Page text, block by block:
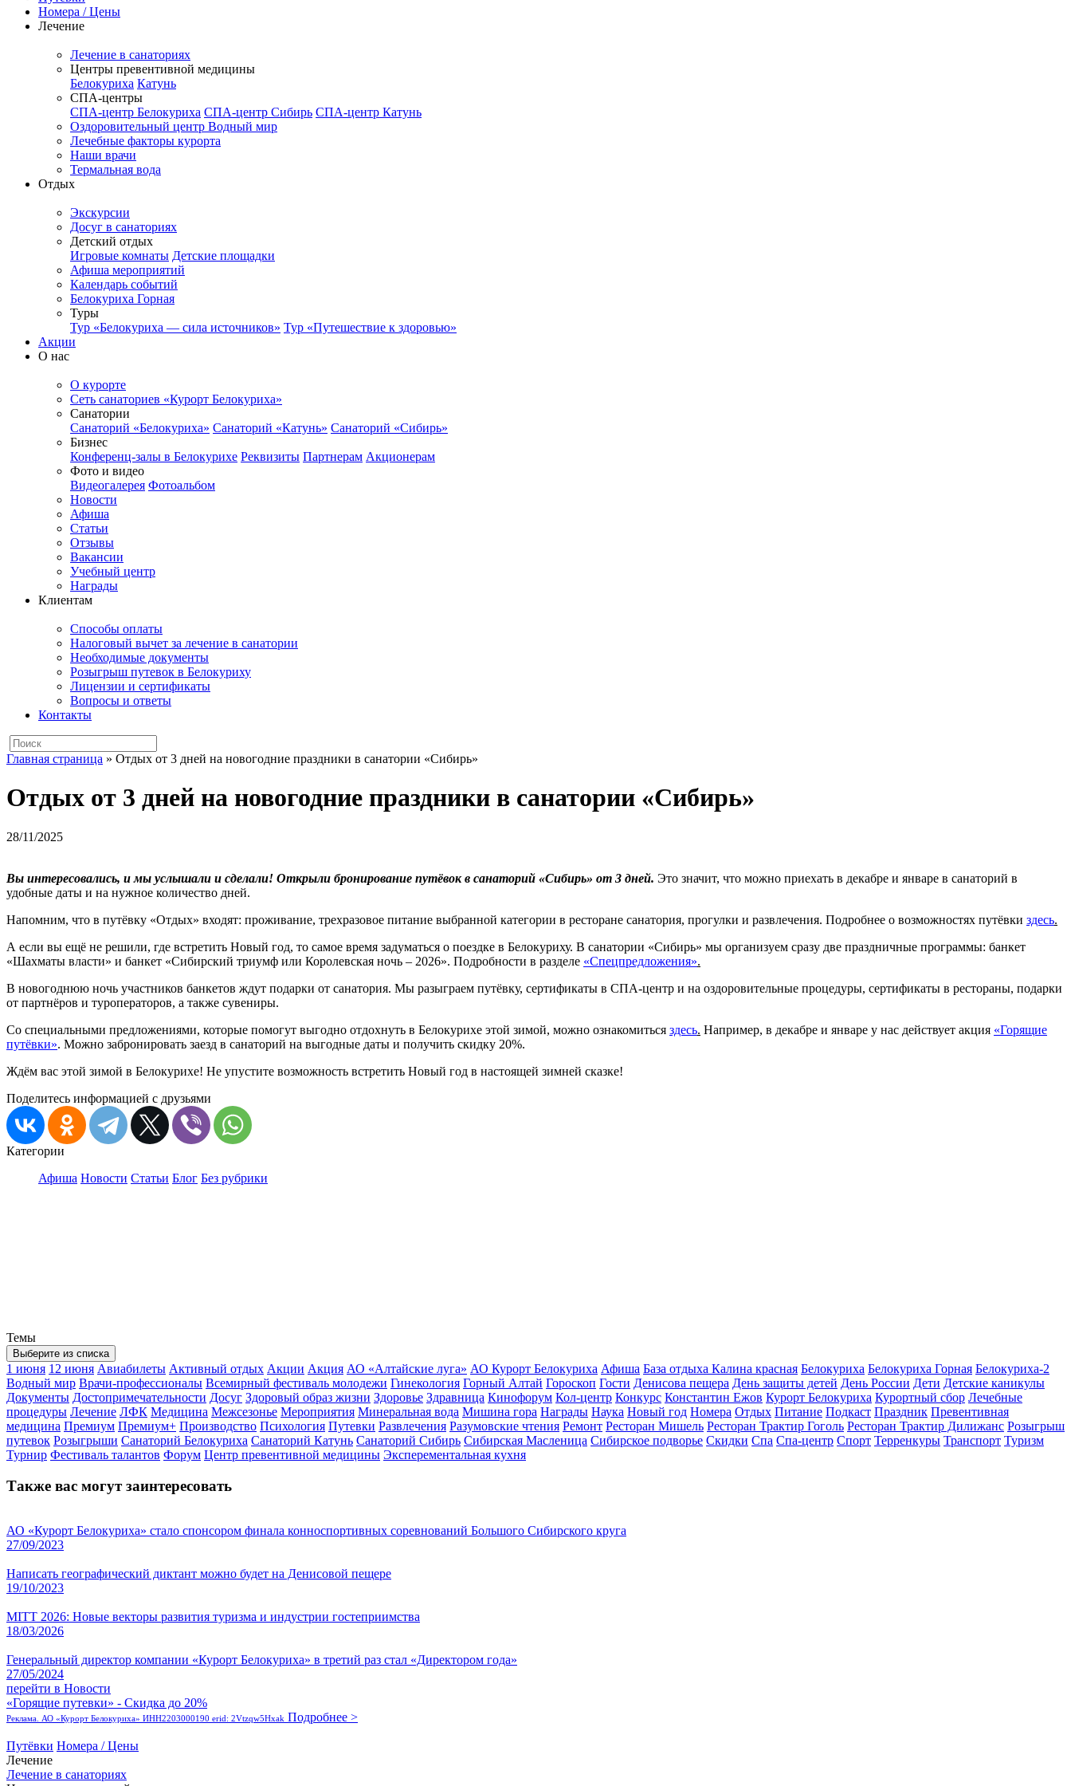
Номера / Цены
Лечение
Лечение в санаториях
Центры превентивной медицины
Белокуриха Катунь
СПА-центры
СПА-центр Белокуриха СПА-центр Сибирь СПА-центр Катунь
Оздоровительный центр Водный мир
Лечебные факторы курорта
Наши врачи
Термальная вода
Отдых
Экскурсии
Досуг в санаториях
Детский отдых
Игровые комнаты Детские площадки
Афиша мероприятий
Календарь событий
Белокуриха Горная
Туры
Тур «Белокуриха — сила источников» Тур «Путешествие к здоровью»
Акции
О нас
О курорте
Сеть санаториев «Курорт Белокуриха»
Санатории
Санаторий «Белокуриха» Санаторий «Катунь» Санаторий «Сибирь»
Бизнес
Конференц-залы в Белокурихе Реквизиты Партнерам Акционерам
Фото и видео
Видеогалерея Фотоальбом
Новости
Афиша
Статьи
Отзывы
Вакансии
Учебный центр
Награды
Клиентам
Способы оплаты
Налоговый вычет за лечение в санатории
Необходимые документы
Розыгрыш путевок в Белокуриху
Лицензии и сертификаты
Вопросы и ответы
Контакты
Главная страница » Отдых от 3 дней на новогодние праздники в санатории «Сибирь»
Отдых от 3 дней на новогодние праздники в санатории «Сибирь»
28/11/2025
Вы интересовались, и мы услышали и сделали! Открыли бронирование путёвок в санаторий «Сибирь» от 3 дней. Это значит, что можно приехать в декабре и январе в санаторий в
удобные даты и на нужное количество дней.
Напомним, что в путёвку «Отдых» входят: проживание, трехразовое питание выбранной категории в ресторане санатория, прогулки и развлечения. Подробнее о возможностях путёвки здесь.
А если вы ещё не решили, где встретить Новый год, то самое время задуматься о поездке в Белокуриху. В санатории «Сибирь» мы организуем сразу две праздничные программы: банкет
«Шахматы власти» и банкет «Сибирский триумф или Королевская ночь – 2026». Подробности в разделе «Спецпредложения».
В новогоднюю ночь участников банкетов ждут подарки от санатория. Мы разыграем путёвку, сертификаты в СПА-центр и на оздоровительные процедуры, сертификаты в рестораны, подарки
от партнёров и туроператоров, а также сувениры.
Со специальными предложениями, которые помогут выгодно отдохнуть в Белокурихе этой зимой, можно ознакомиться здесь. Например, в декабре и январе у нас действует акция «Горящие
путёвки». Можно забронировать заезд в санаторий на выгодные даты и получить скидку 20%.
Ждём вас этой зимой в Белокурихе! Не упустите возможность встретить Новый год в настоящей зимней сказке!
Поделитесь информацией с друзьями
Категории
Афиша Новости Статьи Блог Без рубрики
Темы
Выберите из списка
1 июня 12 июня Авиабилеты Активный отдых Акции Акция АО «Алтайские луга» АО Курорт Белокуриха Афиша База отдыха Калина красная Белокуриха Белокуриха Горная Белокуриха-2
Водный мир Врачи-профессионалы Всемирный фестиваль молодежи Гинекология Горный Алтай Гороскоп Гости Денисова пещера День защиты детей День России Дети Детские каникулы
Документы Достопримечательности Досуг Здоровый образ жизни Здоровье Здравница Кинофорум Кол-центр Конкурс Константин Ежов Курорт Белокуриха Курортный сбор Лечебные
процедуры Лечение ЛФК Медицина Межсезонье Мероприятия Минеральная вода Мишина гора Награды Наука Новый год Номера Отдых Питание Подкаст Праздник Превентивная
медицина Премиум Премиум+ Производство Психология Путевки Развлечения Разумовские чтения Ремонт Ресторан Мишель Ресторан Трактир Гоголь Ресторан Трактир Дилижанс Розыгрыш
путевок Розыгрыши Санаторий Белокуриха Санаторий Катунь Санаторий Сибирь Сибирская Масленица Сибирское подворье Скидки Спа Спа-центр Спорт Терренкуры Транспорт Туризм
Турнир Фестиваль талантов Форум Центр превентивной медицины Эксперементальная кухня
Также вас могут заинтересовать
АО «Курорт Белокуриха» стало спонсором финала конноспортивных соревнований Большого Сибирского круга
27/09/2023
Написать географический диктант можно будет на Денисовой пещере
19/10/2023
MITT 2026: Новые векторы развития туризма и индустрии гостеприимства
18/03/2026
Генеральный директор компании «Курорт Белокуриха» в третий раз стал «Директором года»
27/05/2024
перейти в Новости
«Горящие путевки» - Скидка до 20%
Реклама. АО «Курорт Белокуриха» ИНН2203000190 erid: 2Vtzqw5Hxak Подробнее >
Путёвки Номера / Цены
Лечение
Лечение в санаториях